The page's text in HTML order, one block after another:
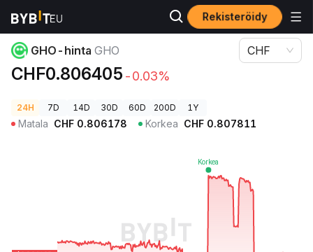
Rekisteröidy
Kryptohinnat
GHO-hinta GHO
CHF0.806405 -0.03%
CHF
24H 7D 14D 30D 60D 200D 1Y
Matala CHF 0.806178 Korkea CHF 0.807811